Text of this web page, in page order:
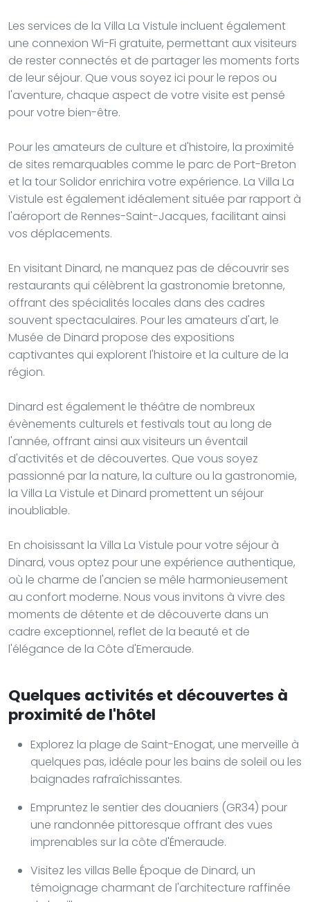
Les services de la Villa La Vistule incluent également
une connexion Wi-Fi gratuite, permettant aux visiteurs
de rester connectés et de partager les moments forts
de leur séjour. Que vous soyez ici pour le repos ou
l'aventure, chaque aspect de votre visite est pensé
pour votre bien-être.
Pour les amateurs de culture et d'histoire, la proximité
de sites remarquables comme le parc de Port-Breton
et la tour Solidor enrichira votre expérience. La Villa La
Vistule est également idéalement située par rapport à
l'aéroport de Rennes-Saint-Jacques, facilitant ainsi
vos déplacements.
En visitant Dinard, ne manquez pas de découvrir ses
restaurants qui célèbrent la gastronomie bretonne,
offrant des spécialités locales dans des cadres
souvent spectaculaires. Pour les amateurs d'art, le
Musée de Dinard propose des expositions
captivantes qui explorent l'histoire et la culture de la
région.
Dinard est également le théâtre de nombreux
évènements culturels et festivals tout au long de
l'année, offrant ainsi aux visiteurs un éventail
d'activités et de découvertes. Que vous soyez
passionné par la nature, la culture ou la gastronomie,
la Villa La Vistule et Dinard promettent un séjour
inoubliable.
En choisissant la Villa La Vistule pour votre séjour à
Dinard, vous optez pour une expérience authentique,
où le charme de l'ancien se mêle harmonieusement
au confort moderne. Nous vous invitons à vivre des
moments de détente et de découverte dans un
cadre exceptionnel, reflet de la beauté et de
l'élégance de la Côte d'Emeraude.
Quelques activités et découvertes à
proximité de l'hôtel
Explorez la plage de Saint-Enogat, une merveille à
quelques pas, idéale pour les bains de soleil ou les
baignades rafraîchissantes.
Empruntez le sentier des douaniers (GR34) pour
une randonnée pittoresque offrant des vues
imprenables sur la côte d'Émeraude.
Visitez les villas Belle Époque de Dinard, un
témoignage charmant de l'architecture raffinée